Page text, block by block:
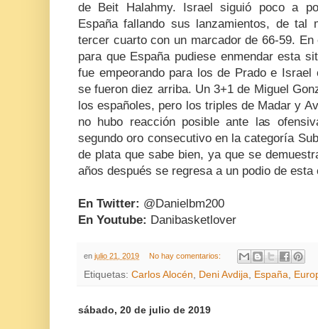
de Beit Halahmy. Israel siguió poco a
España fallando sus lanzamientos, de
tercer cuarto con un marcador de 66-59.
para que España pudiese enmendar esta
fue empeorando para los de Prado e
se fueron diez arriba. Un 3+1 de Miguel
los españoles, pero los triples de Madar y
no hubo reacción posible ante las
segundo oro consecutivo en la categoría
de plata que sabe bien, ya que se
años después se regresa a un podio de esta
En Twitter: @Danielbm200
En Youtube: Danibasketlover
en julio 21, 2019 No hay comentarios:
Etiquetas: Carlos Alocén, Deni Avdija, España,
sábado, 20 de julio de 2019